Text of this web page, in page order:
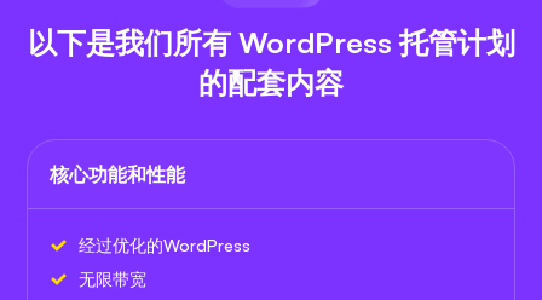
以下是我们所有 WordPress 托管计划
的配套内容
核心功能和性能
经过优化的WordPress
无限带宽